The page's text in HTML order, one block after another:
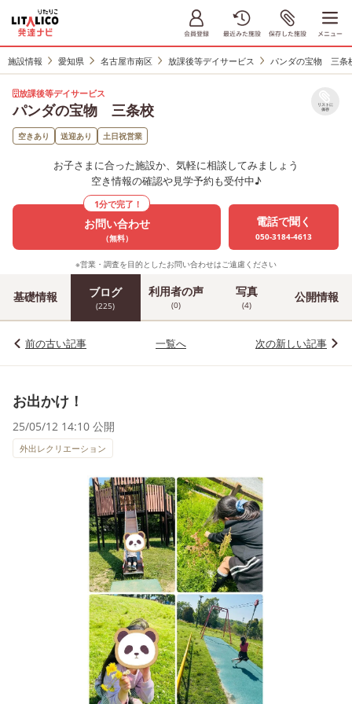
施設情報 愛知県 名古屋市南区 放課後等デイサービス パンダの宝物 三条
放課後等デイサービス
パンダの宝物 三条校 リストに
保存
空きあり 送迎あり 土日祝営業
お子さまに合った施設か、気軽に相談してみましょう
空き情報の確認や見学予約も受付中♪
1分で完了！
お問い合わせ
（無料）
電話で聞く
050-3184-4613
※営業・調査を目的としたお問い合わせはご遠慮ください
基礎情報 ブログ
(225)
利用者の声
(0)
写真
(4)
公開情報
前の古い記事 一覧へ 次の新しい記事
お出かけ！
25/05/12 14:10 公開
外出レクリエーション